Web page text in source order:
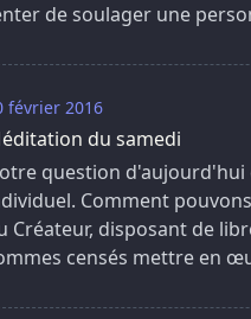
de soulager une
février 2016
du samedi
question d'aujourd'hui
Comment
Créateur, disposant de
censés mettre en